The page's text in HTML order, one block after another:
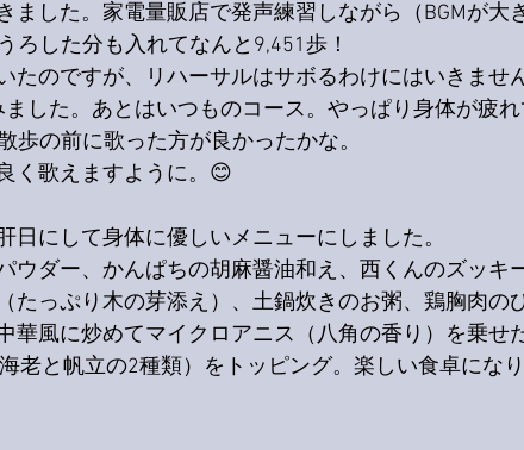
ました。家電量販店で発声練習しながら（BGMが大
ろした分も入れてなんと9,451歩！
たのですが、リハーサルはサボるわけにはいきませ
ました。あとはいつものコース。やっぱり身体が疲
歩の前に歌った方が良かったかな。
く歌えますように。😊
日にして身体に優しいメニューにしました。
ウダー、かんぱちの胡麻醤油和え、西くんのズッキ
たっぷり木の芽添え）、土鍋炊きのお粥、鶏胸肉の
華風に炒めてマイクロアニス（八角の香り）を乗せ
老と帆立の2種類）をトッピング。楽しい食卓にな